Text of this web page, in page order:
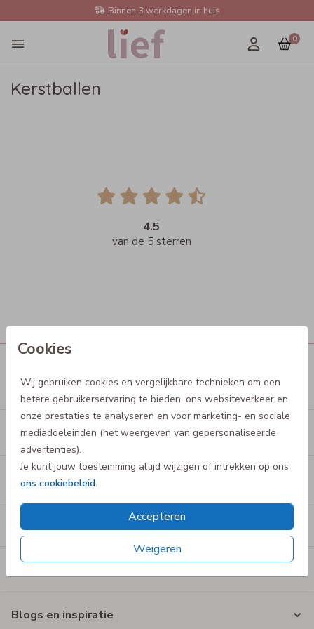
Binnen 3 werkdagen in huis
0
Cookies
Wij gebruiken cookies en vergelijkbare technieken om een
betere gebruikerservaring te bieden, ons websiteverkeer en
onze prestaties te analyseren en voor marketing- en sociale
mediadoeleinden (het weergeven van gepersonaliseerde
advertenties).
Je kunt jouw toestemming altijd wijzigen of intrekken op ons
ons cookiebeleid.
Accepteren
Weigeren
Kerstballen
4.5
van de 5 sterren
De mooiste babyproducten
De liefste kinderproducten
Shop op merk
Klantbeoordeling
Blogs en inspiratie